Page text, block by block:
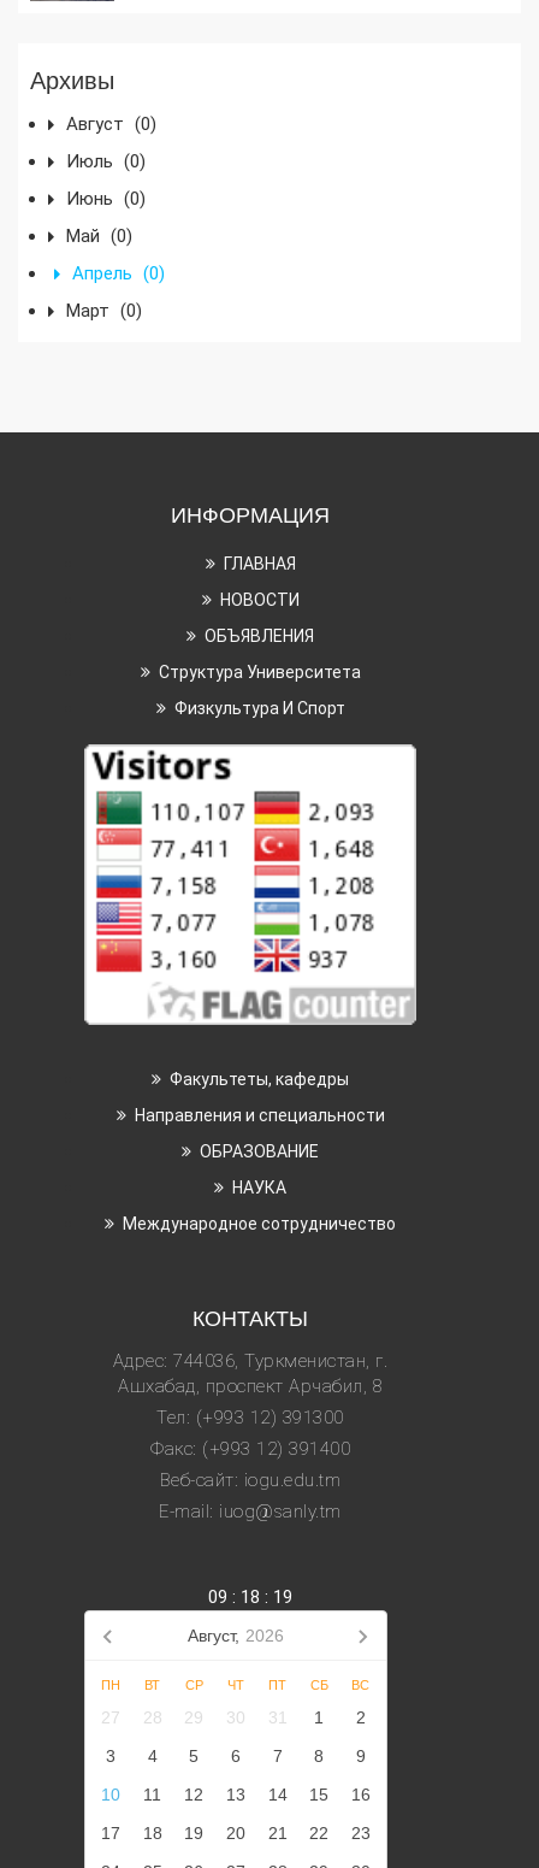
Архивы
Август (0)
Июль (0)
Июнь (0)
Май (0)
Апрель (0)
Март (0)
ИНФОРМАЦИЯ
ГЛАВНАЯ
НОВОСТИ
ОБЪЯВЛЕНИЯ
Структура Университета
Физкультура И Спорт
Факультеты, кафедры
Направления и специальности
ОБРАЗОВАНИЕ
НАУКА
Международное сотрудничество
КОНТАКТЫ
Адрес: 744036, Туркменистан, г.
Ашхабад, проспект Арчабил, 8
Тел: (+993 12) 391300
Факс: (+993 12) 391400
Веб-сайт: iogu.edu.tm
E-mail: iuog@sanly.tm
09 : 18 : 19
Август, 2026
ПН ВТ СР ЧТ ПТ СБ ВС
27 28 29 30 31 1
2
3
4 5 6 7 8
9
10
11 12 13 14 15
16
17
18 19 20 21 22
23